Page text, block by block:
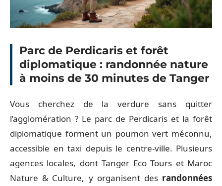
Parc de Perdicaris et forêt
diplomatique : randonnée nature
à moins de 30 minutes de Tanger
Vous cherchez de la verdure sans quitter
l’agglomération ? Le parc de Perdicaris et la forêt
diplomatique forment un poumon vert méconnu,
accessible en taxi depuis le centre-ville. Plusieurs
agences locales, dont Tanger Eco Tours et Maroc
Nature & Culture, y organisent des randonnées